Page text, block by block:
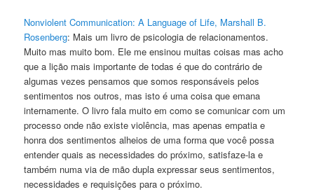
Nonviolent Communication: A Language of Life, Marshall B.
Rosenberg: Mais um livro de psicologia de relacionamentos.
Muito mas muito bom. Ele me ensinou muitas coisas mas acho
que a lição mais importante de todas é que do contrário de
algumas vezes pensamos que somos responsáveis pelos
sentimentos nos outros, mas isto é uma coisa que emana
internamente. O livro fala muito em como se comunicar com um
processo onde não existe violência, mas apenas empatia e
honra dos sentimentos alheios de uma forma que você possa
entender quais as necessidades do próximo, satisfaze-la e
também numa via de mão dupla expressar seus sentimentos,
necessidades e requisições para o próximo.